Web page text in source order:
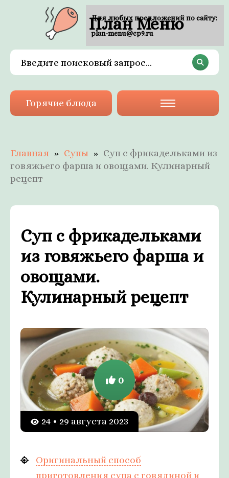
План Меню
Горячие блюда
Главная Супы
Суп с фрикадельками из
говяжьего фарша и овощами. Кулинарный
рецепт
Суп с фрикадельками
из говяжьего фарша и
овощами.
Кулинарный рецепт
24 • 29 августа 2023
0
Оригинальный способ
приготовления супа с говядиной и
Для любых предложений по сайту:
plan-menu@cp9.ru